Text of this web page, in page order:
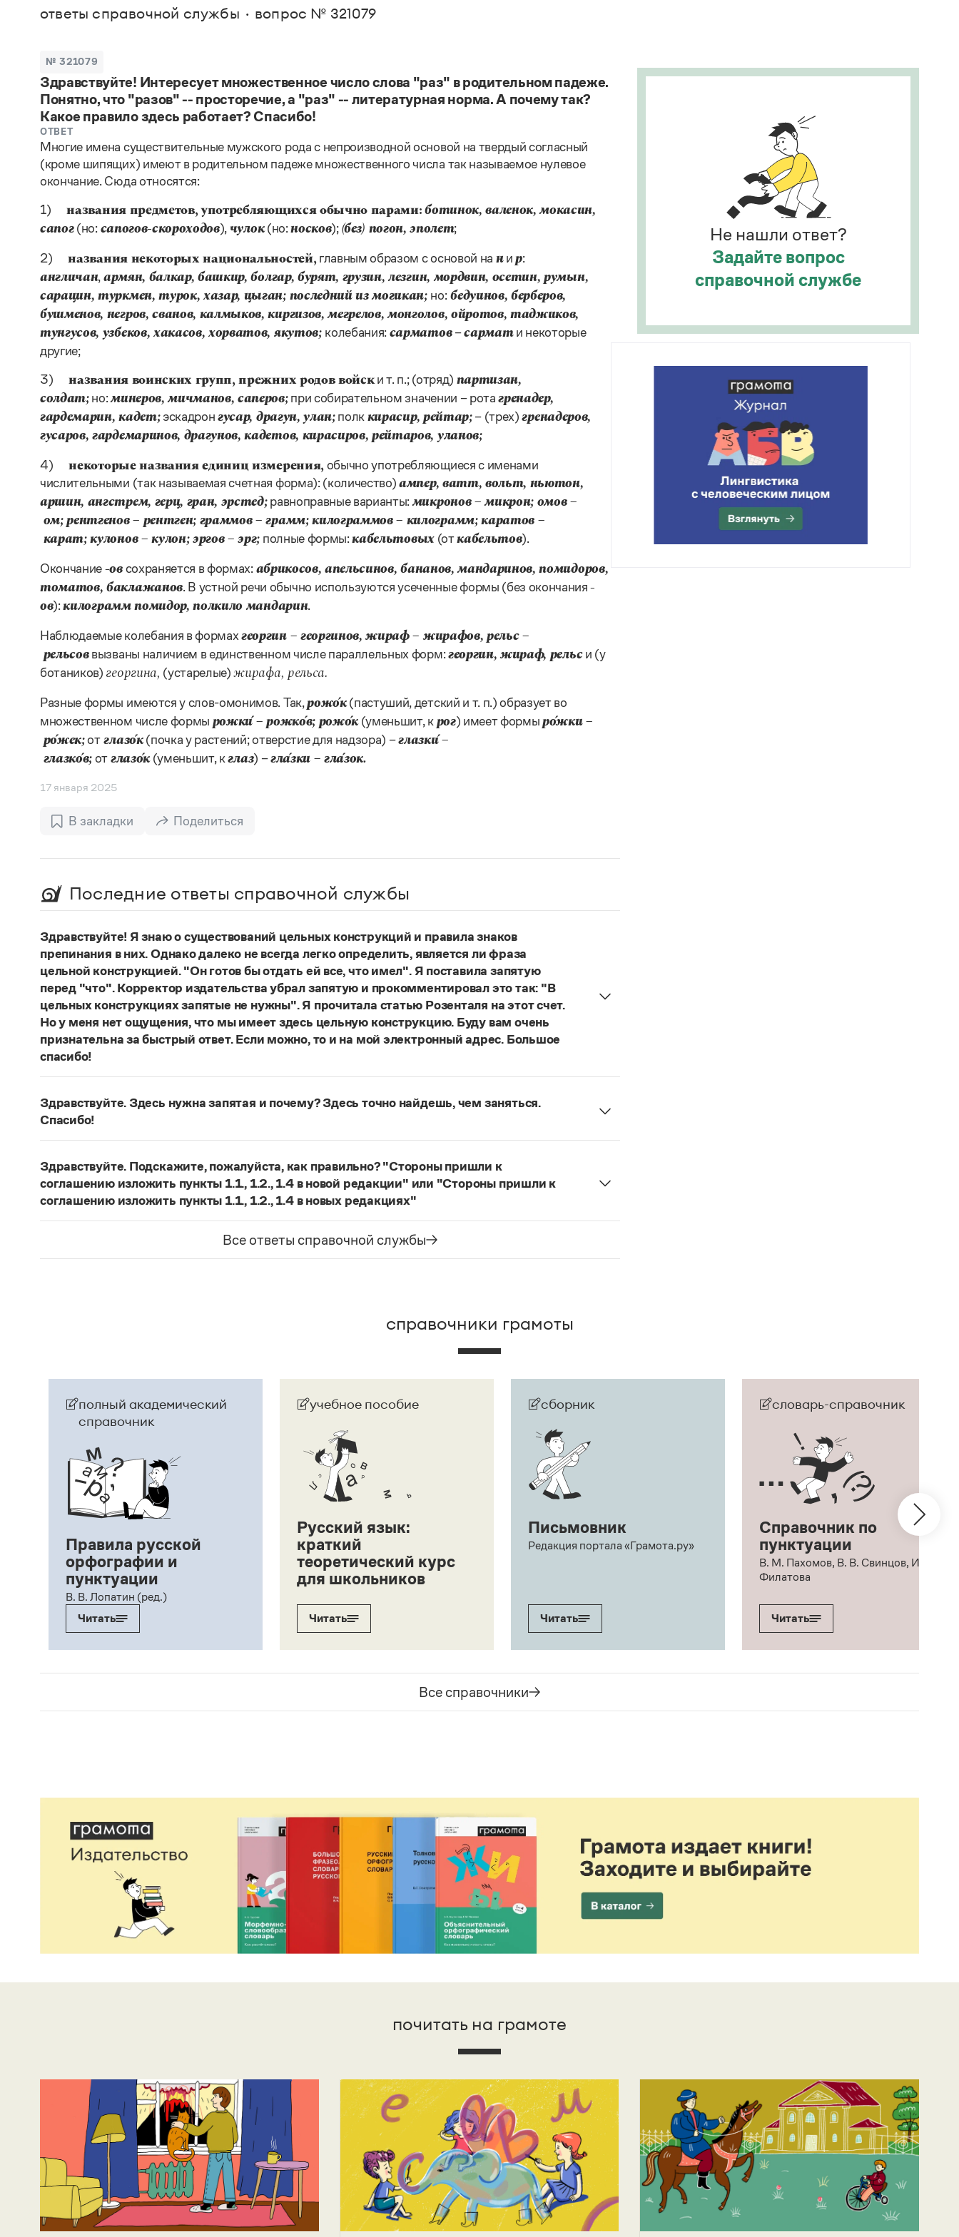
Справочник по фразеологии
Большой универсальный словарь русского языка
Современный словарь иностранных слов
Словарь методических терминов
Словарь русских имён
Словарь синонимов
Словарь собственных имён
Словарь трудностей русского языка
Управление в русском языке
Словари русского языка как государственного
Письмовник
Справочник по пунктуации
Словарь-справочник трудностей
Словарь-справочник непростые слова
Все справочники портала
Издательство
Учебники и справочники
ответы справочной службы вопрос № 321079
№ 321079
Здравствуйте! Интересует множественное число слова "раз" в родительном падеже.
Понятно, что "разов" -- просторечие, а "раз" -- литературная норма. А почему так?
Какое правило здесь работает? Спасибо!
ОТВЕТ
Многие имена существительные мужского рода с непроизводной основой на твердый согласный
(кроме шипящих) имеют в родительном падеже множественного числа так называемое нулевое
окончание. Сюда относятся:
1)названия предметов, употребляющихся обычно парами: ботинок, валенок, мокасин,
сапог(но: сапогов-скороходов), чулок(но:носков); (без) погон, эполет;
2)названия некоторых национальностей, главным образом с основой на нир:
англичан, армян, балкар, башкир, болгар, бурят, грузин, лезгин, мордвин, осетин, румын,
сарацин, туркмен, турок, хазар, цыган; последний из могикан; но: бедуинов, берберов,
бушменов, негров, сванов, калмыков, киргизов, мегрелов, монголов, ойротов, таджиков,
тунгусов, узбеков, хакасов, хорватов, якутов; колебания: сарматов–сармати некоторые
другие;
3)названия воинских групп, прежних родов войски т. п.; (отряд) партизан,
солдат;но:минеров, мичманов, саперов;при собирательном значении – ротагренадер,
гардемарин, кадет;эскадронгусар, драгун, улан;полк кирасир, рейтар;– (трех)гренадеров,
гусаров, гардемаринов, драгунов, кадетов, кирасиров, рейтаров, уланов;
4)некоторые названия единиц измерения, обычно употребляющиеся с именами
числительными (так называемая счетная форма): (количество)ампер, ватт, вольт, ньютон,
аршин, ангстрем, герц, гран, эрстед;равноправные варианты:микронов – микрон; омов–
ом; рентгенов– рентген; граммов– грамм; килограммов– килограмм; каратов –
карат; кулонов – кулон; эргов– эрг; полные формы:кабельтовых(откабельтов).
Окончание -овсохраняется в формах: абрикосов, апельсинов, бананов, мандаринов, помидоров,
томатов, баклажанов. В устной речи обычно используются усеченные формы (без окончания-
ов):килограмм помидор, полкило мандарин.
Наблюдаемые колебания в формахгеоргин – георгинов, жираф– жирафов, рельс–
рельсоввызваны наличием в единственном числе параллельных форм:георгин, жираф, рельси (у
ботаников) георгина, (устарелые)жирафа, рельса.
Разные формы имеются у слов-омонимов. Так,рожо́к(пастуший, детский и т. п.) образует во
множественном числе формы рожки́ – рожко́в; рожо́к(уменьшит, к рог) имеет формыро́жки –
ро́жек;отглазо́к(почка у растений; отверстие для надзора) –глазки́–
глазко́в; от глазо́к(уменьшит, кглаз) –гла́зки – гла́зок.
17 января 2025
В закладки Поделиться
Последние ответы справочной службы
Здравствуйте! Я знаю о существований цельных конструкций и правила знаков
препинания в них. Однако далеко не всегда легко определить, является ли фраза
цельной конструкцией. "Он готов бы отдать ей все, что имел". Я поставила запятую
перед "что". Корректор издательства убрал запятую и прокомментировал это так: "В
цельных конструкциях запятые не нужны". Я прочитала статью Розенталя на этот счет.
Но у меня нет ощущения, что мы имеет здесь цельную конструкцию. Буду вам очень
признательна за быстрый ответ. Если можно, то и на мой электронный адрес. Большое
спасибо!
Действительно, в данном случае не приходится говорить о цельном по смыслу выражении
— сложноподчиненное местоименно-соотносительное предложение с соотносительным словом
всё.
Здравствуйте. Здесь нужна запятая и почему? Здесь точно найдешь, чем заняться.
Спасибо!
Запятая нужна, она отделяет части сложноподчиненного предложения (придаточная часть
Страница ответа
Здравствуйте. Подскажите, пожалуйста, как правильно? "Стороны пришли к
соглашению изложить пункты 1.1., 1.2., 1.4 в новой редакции" или "Стороны пришли к
соглашению изложить пункты 1.1., 1.2., 1.4 в новых редакциях"
Если у каждого пункта предполагается только одна новая редакция, а не несколько, корректно
использовать единственное число: Стороны пришли к соглашению изложить пункты 1.1, 1.2, 1.4
Все ответы справочной службы
Не нашли ответ?
Задайте вопрос
справочной службе
справочники грамоты
полный академический
справочник
Правила русской
орфографии и
пунктуации
В. В. Лопатин (ред.)
Читать
учебное пособие
Русский язык:
краткий
теоретический курс
для школьников
Читать
сборник
Письмовник
Редакция портала «Грамота.ру»
Читать
словарь-справочник
Справочник по
пунктуации
В. М. Пахомов, В. В. Свинцов, И. В.
Филатова
Читать
Все справочники
почитать на грамоте